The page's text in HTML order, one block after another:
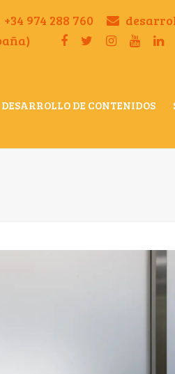
+34 974 288 760
DESARROLLO DE CONTENIDOS